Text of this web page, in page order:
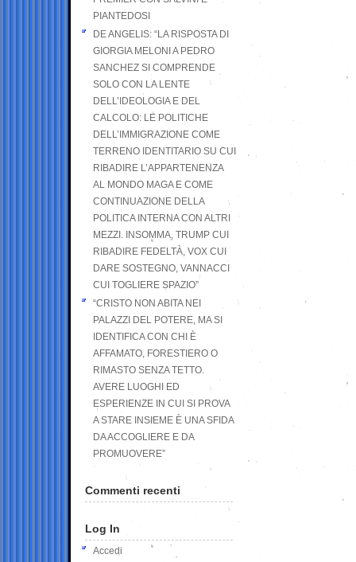
PIANTEDOSI
DE ANGELIS: “LA RISPOSTA DI
GIORGIA MELONI A PEDRO
SANCHEZ SI COMPRENDE
SOLO CON LA LENTE
DELL’IDEOLOGIA E DEL
CALCOLO: LE POLITICHE
DELL’IMMIGRAZIONE COME
TERRENO IDENTITARIO SU CUI
RIBADIRE L’APPARTENENZA
AL MONDO MAGA E COME
CONTINUAZIONE DELLA
POLITICA INTERNA CON ALTRI
MEZZI. INSOMMA, TRUMP CUI
RIBADIRE FEDELTÀ, VOX CUI
DARE SOSTEGNO, VANNACCI
CUI TOGLIERE SPAZIO”
“CRISTO NON ABITA NEI
PALAZZI DEL POTERE, MA SI
IDENTIFICA CON CHI È
AFFAMATO, FORESTIERO O
RIMASTO SENZA TETTO.
AVERE LUOGHI ED
ESPERIENZE IN CUI SI PROVA
A STARE INSIEME È UNA SFIDA
DA ACCOGLIERE E DA
PROMUOVERE”
Commenti recenti
Log In
Accedi